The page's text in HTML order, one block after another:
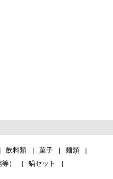
飲料類 菓子
麺類
）
鍋セット